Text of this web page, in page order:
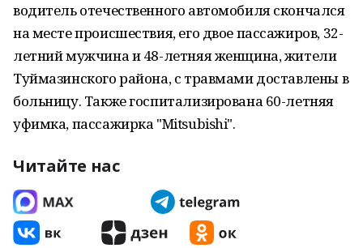
водитель отечественного автомобиля скончался
на месте происшествия, его двое пассажиров, 32-
летний мужчина и 48-летняя женщина, жители
Туймазинского района, с травмами доставлены в
больницу. Также госпитализирована 60-летняя
уфимка, пассажирка "Mitsubishi".
Читайте нас